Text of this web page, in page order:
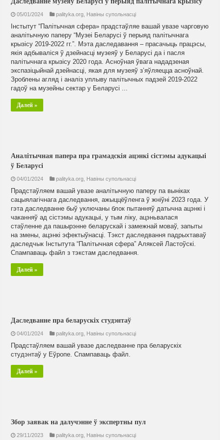
05/01/2024 palityka.org Навiны супольнасцi
Інстытут “Палітычная cфера» прадстаўляе вашай увазе чарговую
аналітычную паперу “Музеі Беларусі ў перыяд палітычнага
крызісу 2019-2022 гг.”. Мэта даследавання – прасачыць працэсы,
якія адбываліся ў дзейнасці музеяў у Беларусі да і пасля
палітычнага крызісу 2020 года. Асноўная ўвага нададзеная
экспазіцыйнай дзейнасці, якая для музеяў з’яўляецца асноўнай.
Зроблены агляд і аналіз уплыву палітычных падзей 2019-2022
гадоў на музейны сектар у Беларусі ...
Далей »
Аналітычная папера пра грамадскія ацэнкі сістэмы адукацыі
ў Беларусі
04/01/2024 palityka.org Навiны супольнасцi
Прадстаўляем вашай увазе аналітычную паперу па выніках
сацыялагічнага даследвання, ажыццёўленга ў жніўні 2023 года. У
гэта даследванне быў уключаны блок пытанняў датычна ацэнкі і
чаканняў ад сістэмы адукацыі, у тым ліку, ацэньвалася
стаўленне да пашырэнне беларускай і замежнай моваў, запыты
на змены, ацэнкі эфектыўнасці. Тэкст даследвання падрыхтаваў
даследчык Інстытута “Палітычная сфера” Аляксей Ластоўскі.
Спампаваць файл з тэкстам даследвання.
Далей »
Даследванне пра беларускіх студэнтаў
04/01/2024 palityka.org Навiны супольнасцi
Прадстаўляем вашай увазе даследванне пра беларускіх
студэнтаў у Еўропе. Спампаваць файл.
Далей »
Збор заявак на далучэнне ў экспертны пул
29/11/2023 palityka.org Навiны супольнасцi